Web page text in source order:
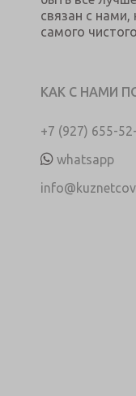
связан с нами,
самого
КАК С НАМИ
+7 (927) 655-
whatsapp